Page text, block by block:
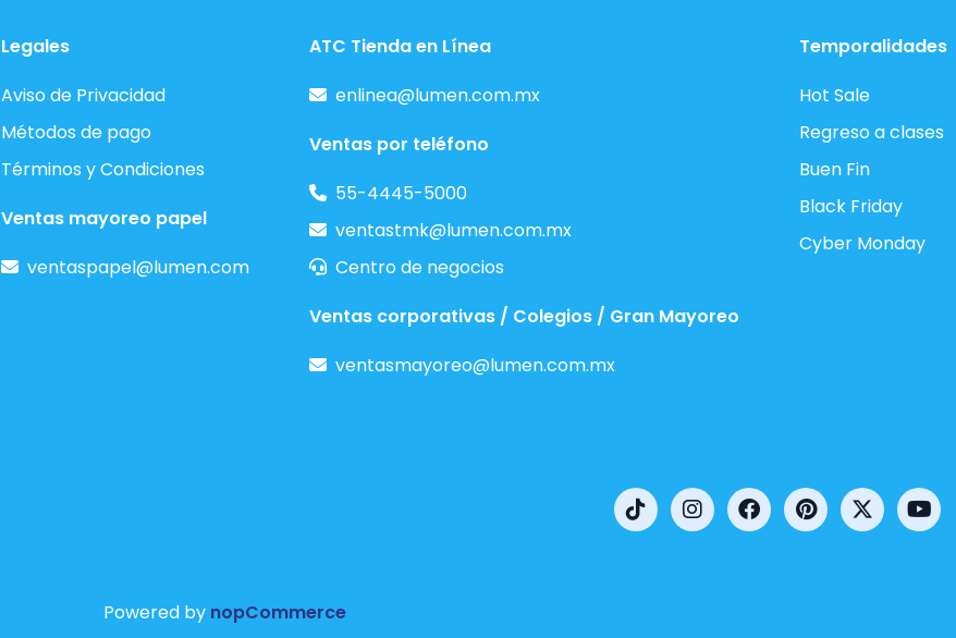
Legales
Aviso de Privacidad
Métodos de pago
Términos y Condiciones
Ventas mayoreo papel
ventaspapel@lumen.com
ATC Tienda en Línea
enlinea@lumen.com.mx
Ventas por teléfono
55-4445-5000
ventastmk@lumen.com.mx
Centro de negocios
Ventas corporativas / Colegios / Gran Mayoreo
ventasmayoreo@lumen.com.mx
Temporalidades
Hot Sale
Regreso a clases
Buen Fin
Black Friday
Cyber Monday
Powered by nopCommerce